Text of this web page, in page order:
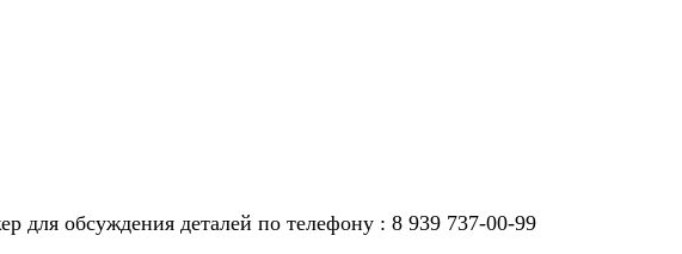
для обсуждения деталей по телефону : 8 939 737-00-99